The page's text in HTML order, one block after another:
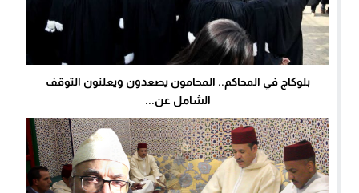
بلوكاج في المحاكم.. المحامون يصعدون ويعلنون التوقف
الشامل عن...